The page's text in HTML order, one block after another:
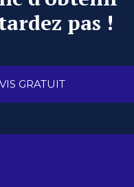
pas !
GRATUIT